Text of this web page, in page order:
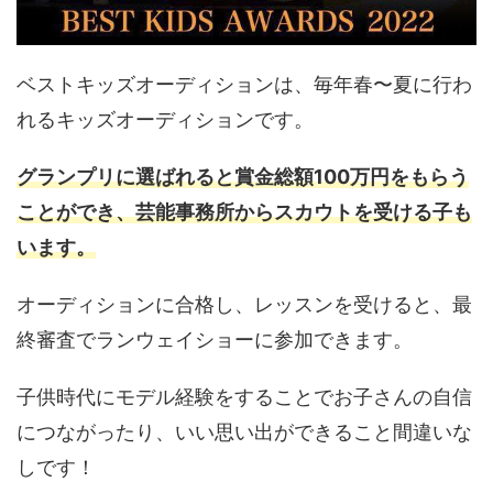
ベストキッズオーディションは、毎年春〜夏に行わ
れるキッズオーディションです。
グランプリに選ばれると賞金総額100万円をもらう
ことができ、芸能事務所からスカウトを受ける子も
います。
オーディションに合格し、レッスンを受けると、最
終審査でランウェイショーに参加できます。
子供時代にモデル経験をすることでお子さんの自信
につながったり、いい思い出ができること間違いな
しです！